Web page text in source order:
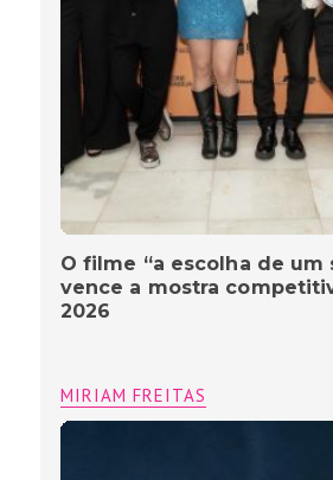
O filme “a escolha de um
vence a mostra
2026
MIRIAM FREITAS